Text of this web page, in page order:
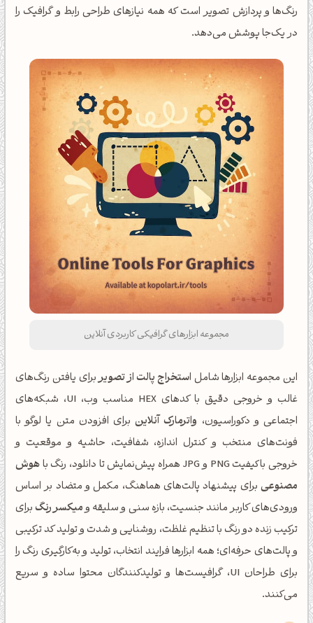
رنگ‌ها و پردازش تصویر است که همه نیازهای طراحی رابط و گرافیک را
در یک‌جا پوشش می‌دهد.
مجموعه ابزارهای گرافیکی کاربردی آنلاین
این مجموعه ابزارها شامل استخراج پالت از تصویربرای یافتن رنگ‌های
غالب و خروجی دقیق با کدهای HEX مناسب وب، UI، شبکه‌های
اجتماعی و دکوراسیون، واترمارک آنلاینبرای افزودن متن یا لوگو با
فونت‌های منتخب و کنترل اندازه، شفافیت، حاشیه و موقعیت و
خروجی باکیفیت PNG و JPG همراه پیش‌نمایش تا دانلود، رنگ با
هوش
مصنوعی برای پیشنهاد پالت‌های هماهنگ، مکمل و متضاد بر اساس
ورودی‌های کاربر مانند جنسیت، بازه سنی و سلیقه ومیکسر رنگبرای
ترکیب زنده دو رنگ با تنظیم غلظت، روشنایی و شدت و تولید کد ترکیبی
و پالت‌های حرفه‌ای؛ همه ابزارها فرایند انتخاب، تولید و به‌کارگیری رنگ را
برای طراحان UI، گرافیست‌ها و تولیدکنندگان محتوا ساده و سریع
می‌کنند.